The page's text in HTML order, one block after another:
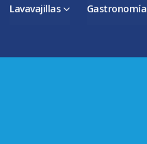
Lavavajillas Gastronomía